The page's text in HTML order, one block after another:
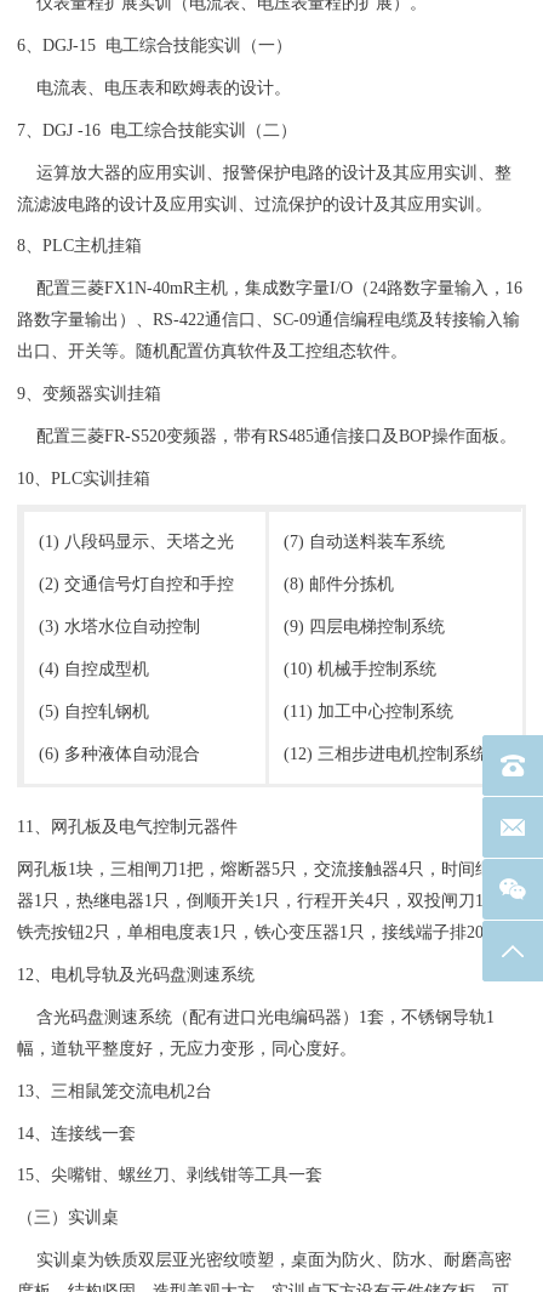
6、DGJ-15 电工综合技能实训（一）
电流表、电压表和欧姆表的设计。
7、DGJ -16 电工综合技能实训（二）
运算放大器的应用实训、报警保护电路的设计及其应用实训、整
流滤波电路的设计及应用实训、过流保护的设计及其应用实训。
8、PLC主机挂箱
配置三菱FX1N-40mR主机，集成数字量I/O（24路数字量输入，16
路数字量输出）、RS-422通信口、SC-09通信编程电缆及转接输入输
出口、开关等。随机配置仿真软件及工控组态软件。
9、变频器实训挂箱
配置三菱FR-S520变频器，带有RS485通信接口及BOP操作面板。
10、PLC实训挂箱
(1) 八段码显示、天塔之光
(2) 交通信号灯自控和手控
(3) 水塔水位自动控制
(4) 自控成型机
(5) 自控轧钢机
(6) 多种液体自动混合
(7) 自动送料装车系统
(8) 邮件分拣机
(9) 四层电梯控制系统
(10) 机械手控制系统
(11) 加工中心控制系统
(12) 三相步进电机控制系统
11、网孔板及电气控制元器件
网孔板1块，三相闸刀1把，熔断器5只，交流接触器4只，时间继电
器1只，热继电器1只，倒顺开关1只，行程开关4只，双投闸刀1只，
铁壳按钮2只，单相电度表1只，铁心变压器1只，接线端子排20孔。
12、电机导轨及光码盘测速系统
含光码盘测速系统（配有进口光电编码器）1套，不锈钢导轨1
幅，道轨平整度好，无应力变形，同心度好。
13、三相鼠笼交流电机2台
14、连接线一套
15、尖嘴钳、螺丝刀、剥线钳等工具一套
（三）实训桌
实训桌为铁质双层亚光密纹喷塑，桌面为防火、防水、耐磨高密
电话
联系
返回